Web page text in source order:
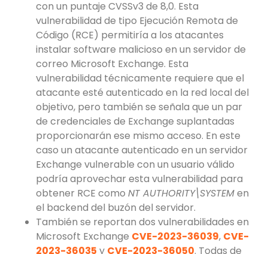
con un puntaje CVSSv3 de 8,0. Esta
vulnerabilidad de tipo Ejecución Remota de
Código (RCE) permitiría a los atacantes
instalar software malicioso en un servidor de
correo Microsoft Exchange. Esta
vulnerabilidad técnicamente requiere que el
atacante esté autenticado en la red local del
objetivo, pero también se señala que un par
de credenciales de Exchange suplantadas
proporcionarán ese mismo acceso. En este
caso un atacante autenticado en un servidor
Exchange vulnerable con un usuario válido
podría aprovechar esta vulnerabilidad para
obtener RCE como NT AUTHORITY\SYSTEMen
el backend del buzón del servidor.
También se reportan dos vulnerabilidades en
Microsoft Exchange CVE-2023-36039, CVE-
2023-36035 y CVE-2023-36050. Todas de